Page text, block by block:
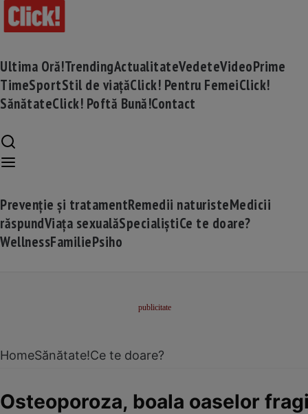
Ultima Oră!TrendingActualitateVedeteVideoPrime
TimeSportStil de viațăClick! Pentru FemeiClick!
SănătateClick! Poftă Bună!Contact
Prevenție și tratamentRemedii naturisteMedicii
răspundViața sexualăSpecialiștiCe te doare?
WellnessFamiliePsiho
HomeSănătate!Ce te doare?
Osteoporoza, boala oaselor